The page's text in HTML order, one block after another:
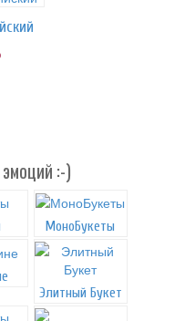
:-)
МоноБукеты
Элитный Букет